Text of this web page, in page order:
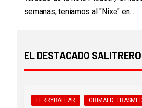
semanas, teníamos al "Nixe" en...
EL DESTACADO SALITRERO
FERRYBALEAR
GRIMALDI TRASMED